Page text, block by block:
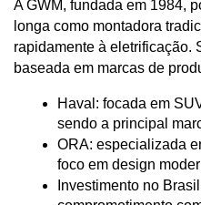
A GWM, fundada em 1984,
longa como montadora
rapidamente à eletrificação.
baseada em marcas de
Haval: focada em
sendo a principal
ORA: especializada
foco em design
Investimento no